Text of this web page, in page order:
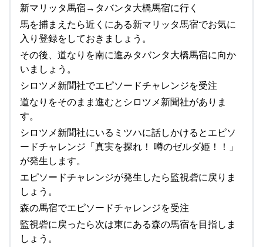
新マリッタ馬宿→タバンタ大橋馬宿に行く
馬を捕まえたら近くにある新マリッタ馬宿でお気に
入り登録をしておきましょう。
その後、道なりを南に進みタバンタ大橋馬宿に向か
いましょう。
シロツメ新聞社でエピソードチャレンジを受注
道なりをそのまま進むとシロツメ新聞社がありま
す。
シロツメ新聞社にいるミツハに話しかけるとエピソ
ードチャレンジ「真実を探れ！ 噂のゼルダ姫！！」
が発生します。
エピソードチャレンジが発生したら監視砦に戻りま
しょう。
森の馬宿でエピソードチャレンジを受注
監視砦に戻ったら次は東にある森の馬宿を目指しま
しょう。